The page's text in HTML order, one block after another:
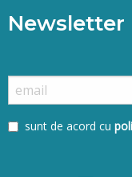
Newsletter
sunt de acord cu